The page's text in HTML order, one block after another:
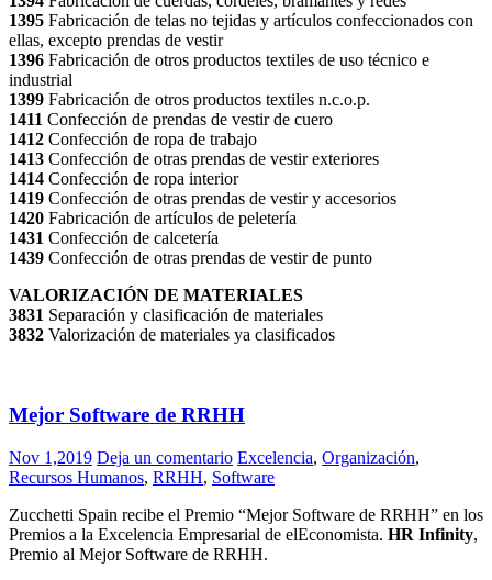
1395 Fabricación de telas no tejidas y artículos confeccionados con
ellas, excepto prendas de vestir
1396 Fabricación de otros productos textiles de uso técnico e
industrial
1399 Fabricación de otros productos textiles n.c.o.p.
1411 Confección de prendas de vestir de cuero
1412 Confección de ropa de trabajo
1413 Confección de otras prendas de vestir exteriores
1414 Confección de ropa interior
1419 Confección de otras prendas de vestir y accesorios
1420 Fabricación de artículos de peletería
1431 Confección de calcetería
1439 Confección de otras prendas de vestir de punto
VALORIZACIÓN DE MATERIALES
3831 Separación y clasificación de materiales
3832 Valorización de materiales ya clasificados
Mejor Software de RRHH
Nov 1,2019 Deja un comentario Excelencia, Organización,
Recursos Humanos, RRHH, Software
Zucchetti Spain recibe el Premio “Mejor Software de RRHH” en los
Premios a la Excelencia Empresarial de elEconomista. HR Infinity,
Premio al Mejor Software de RRHH.